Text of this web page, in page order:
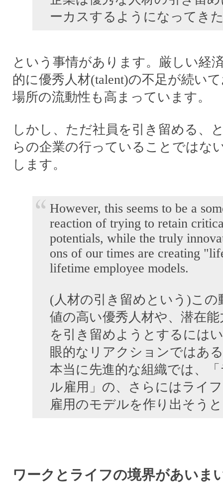
ーカスするようになってき
という事情があります。厳しい経
的に優秀人材(talent)の不足が続い
場所の流動性も高まっています。
しかし、ただ社員を引き留める、
らの企業の行っていることではな
します。
However, this seems to be a
reaction of trying to retain
potentials, while the truly
ons of our times are creating
lifetime employee models.
(人材の引き留めという)この
値の高い優秀人材や、潜在
を引き留めようとするには
眼的なリアクションではあ
本当に先進的な組織では、
ル雇用」の、さらにはライ
雇用のモデルを作り出そう
ワークとライフの境界があいま